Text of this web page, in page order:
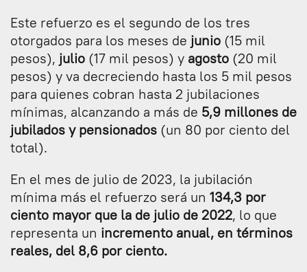
Este refuerzo es el segundo de los tres
otorgados para los meses de junio (15 mil
pesos), julio (17 mil pesos) y agosto (20 mil
pesos) y va decreciendo hasta los 5 mil pesos
para quienes cobran hasta 2 jubilaciones
mínimas, alcanzando a más de 5,9 millones de
jubilados y pensionados (un 80 por ciento del
total).
En el mes de julio de 2023, la jubilación
mínima más el refuerzo será un 134,3 por
ciento mayor que la de julio de 2022, lo que
representa un incremento anual, en términos
reales, del 8,6 por ciento.